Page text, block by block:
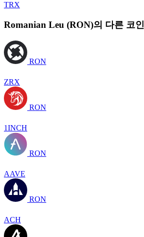
TRX
Romanian Leu (RON)의 다른 코인
RON
ZRX
RON
1INCH
RON
AAVE
RON
ACH